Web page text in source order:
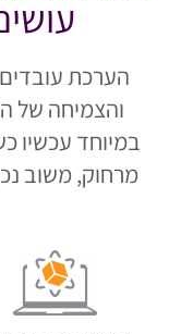
הערכת
והצמיחה של
במיוחד עכשיו
מרחוק, משוב